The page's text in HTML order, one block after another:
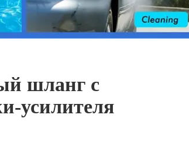
шланг с
усилителя